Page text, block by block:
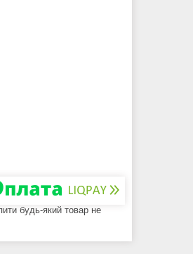
будь-який товар не